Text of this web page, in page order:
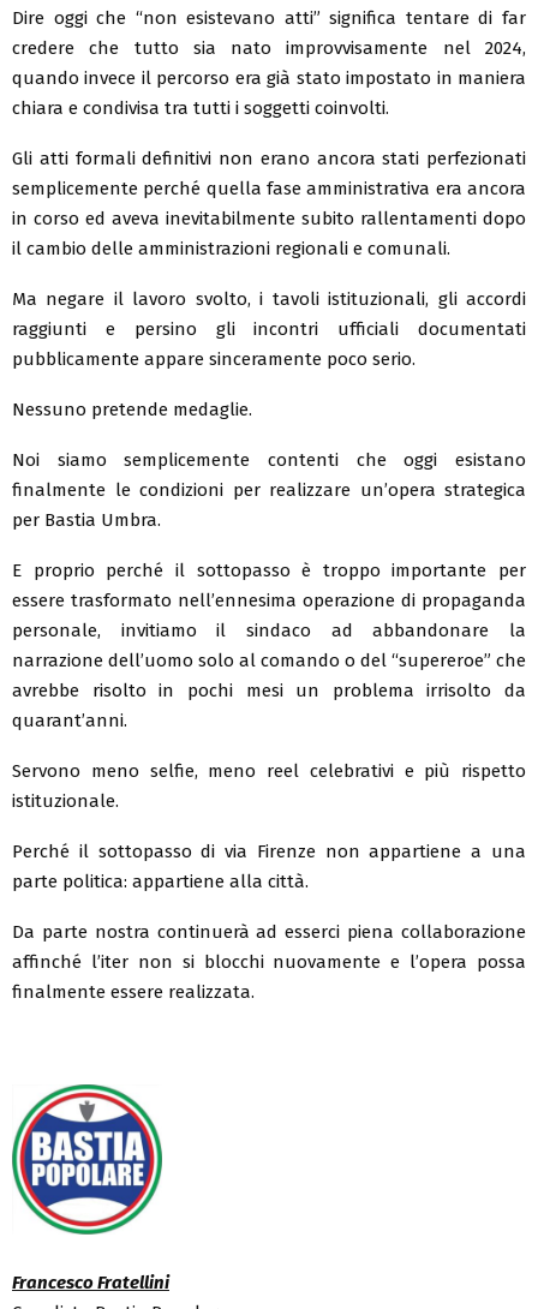
Dire oggi che “non esistevano atti” significa tentare di far
credere che tutto sia nato improvvisamente nel 2024,
quando invece il percorso era già stato impostato in maniera
chiara e condivisa tra tutti i soggetti coinvolti.
Gli atti formali definitivi non erano ancora stati perfezionati
semplicemente perché quella fase amministrativa era ancora
in corso ed aveva inevitabilmente subito rallentamenti dopo
il cambio delle amministrazioni regionali e comunali.
Ma negare il lavoro svolto, i tavoli istituzionali, gli accordi
raggiunti e persino gli incontri ufficiali documentati
pubblicamente appare sinceramente poco serio.
Nessuno pretende medaglie.
Noi siamo semplicemente contenti che oggi esistano
finalmente le condizioni per realizzare un’opera strategica
per Bastia Umbra.
E proprio perché il sottopasso è troppo importante per
essere trasformato nell’ennesima operazione di propaganda
personale, invitiamo il sindaco ad abbandonare la
narrazione dell’uomo solo al comando o del “supereroe” che
avrebbe risolto in pochi mesi un problema irrisolto da
quarant’anni.
Servono meno selfie, meno reel celebrativi e più rispetto
istituzionale.
Perché il sottopasso di via Firenze non appartiene a una
parte politica: appartiene alla città.
Da parte nostra continuerà ad esserci piena collaborazione
affinché l’iter non si blocchi nuovamente e l’opera possa
finalmente essere realizzata.
Francesco Fratellini